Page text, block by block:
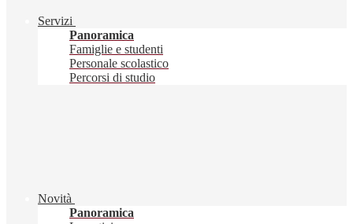
Servizi
Panoramica
Famiglie e studenti
Personale scolastico
Percorsi di studio
Novità
Panoramica